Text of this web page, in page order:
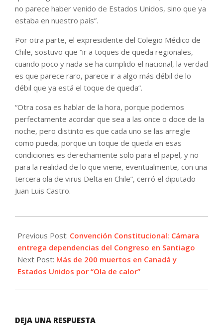
no parece haber venido de Estados Unidos, sino que ya
estaba en nuestro país”.
Por otra parte, el expresidente del Colegio Médico de
Chile, sostuvo que “ir a toques de queda regionales,
cuando poco y nada se ha cumplido el nacional, la verdad
es que parece raro, parece ir a algo más débil de lo
débil que ya está el toque de queda”.
“Otra cosa es hablar de la hora, porque podemos
perfectamente acordar que sea a las once o doce de la
noche, pero distinto es que cada uno se las arregle
como pueda, porque un toque de queda en esas
condiciones es derechamente solo para el papel, y no
para la realidad de lo que viene, eventualmente, con una
tercera ola de virus Delta en Chile”, cerró el diputado
Juan Luis Castro.
06-
30
Previous Post: Convención Constitucional​: Cámara
entrega dependencias del Congreso en Santiago
Next Post: Más de 200 muertos en Canadá y
Estados Unidos por “Ola de calor”
DEJA UNA RESPUESTA